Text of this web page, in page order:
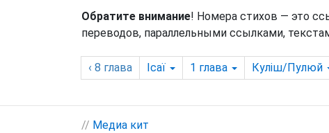
Обратите внимание! Номера стихов — это
переводов, параллельными ссылками,
‹ 8 глава Ісаї 1 глава Куліш/Пулюй
// Медиа кит